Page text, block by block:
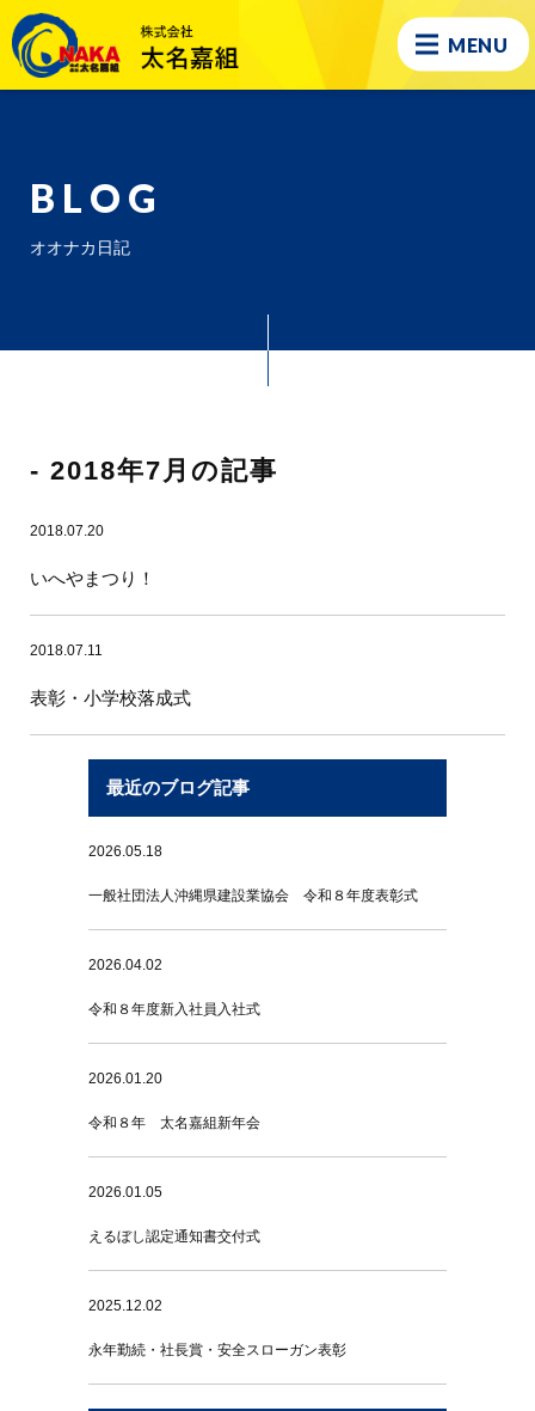
MENU
BLOG
オオナカ日記
- 2018年7月の記事
2018.07.20
いへやまつり！
2018.07.11
表彰・小学校落成式
最近のブログ記事
2026.05.18
一般社団法人沖縄県建設業協会 令和８年度表彰式
2026.04.02
令和８年度新入社員入社式
2026.01.20
令和８年 太名嘉組新年会
2026.01.05
えるぼし認定通知書交付式
2025.12.02
永年勤続・社長賞・安全スローガン表彰